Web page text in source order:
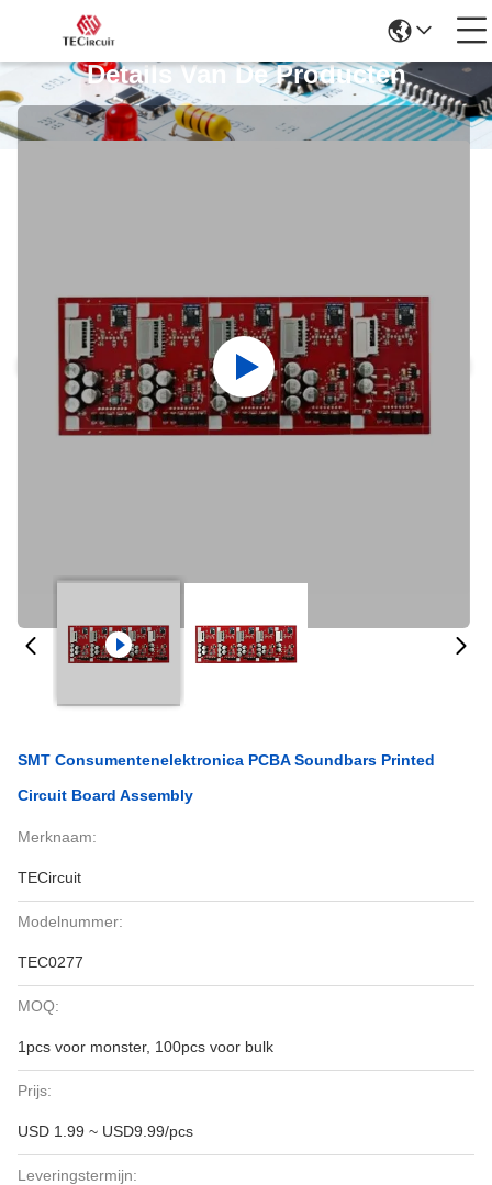
Details Van De Producten
SMT Consumentenelektronica PCBA Soundbars Printed
Circuit Board Assembly
Merknaam:
TECircuit
Modelnummer:
TEC0277
MOQ:
1pcs voor monster, 100pcs voor bulk
Prijs:
USD 1.99 ~ USD9.99/pcs
Leveringstermijn: